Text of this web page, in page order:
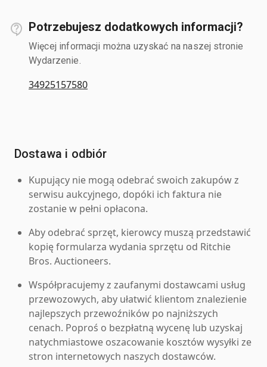
Potrzebujesz dodatkowych informacji?
Więcej informacji można uzyskać na naszej stronie
Wydarzenie.
34925157580
Dostawa i odbiór
Kupujący nie mogą odebrać swoich zakupów z
serwisu aukcyjnego, dopóki ich faktura nie
zostanie w pełni opłacona.
Aby odebrać sprzęt, kierowcy muszą przedstawić
kopię formularza wydania sprzętu od Ritchie
Bros. Auctioneers.
Współpracujemy z zaufanymi dostawcami usług
przewozowych, aby ułatwić klientom znalezienie
najlepszych przewoźników po najniższych
cenach. Poproś o bezpłatną wycenę lub uzyskaj
natychmiastowe oszacowanie kosztów wysyłki ze
stron internetowych naszych dostawców.